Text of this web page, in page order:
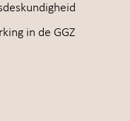
in de GGZ